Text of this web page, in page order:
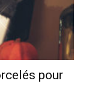
pour